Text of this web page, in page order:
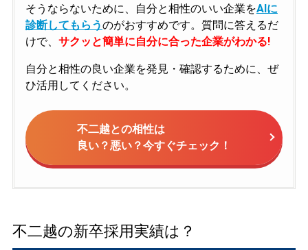
そうならないために、自分と相性のいい企業をAIに
診断してもらうのがおすすめです。質問に答えるだ
けで、 サクッと簡単に自分に合った企業がわかる!
自分と相性の良い企業を発見・確認するために、ぜ
ひ活用してください。
不二越との相性は
良い？悪い？今すぐチェック！
不二越の新卒採用実績は？